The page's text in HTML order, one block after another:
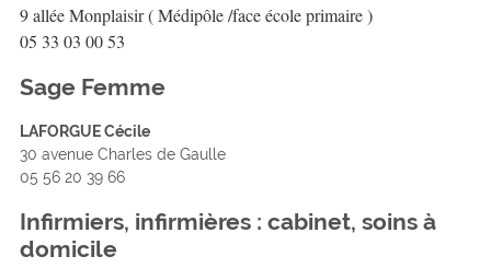
9 allée Monplaisir ( Médipôle /face école primaire )
05 33 03 00 53
Sage Femme
LAFORGUE Cécile
30 avenue Charles de Gaulle
05 56 20 39 66
Infirmiers, infirmières : cabinet, soins à
domicile